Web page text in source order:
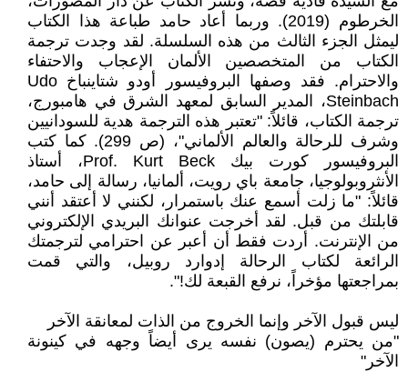
الخرطوم (2019). وربما أعاد حامد طباعة هذا الكتاب
ليمثل الجزء الثالث من هذه السلسلة. لقد وجدت ترجمة
الكتاب من المتخصصين الألمان الإعجاب والاحتفاء
والاحترام. فقد وصفها البروفيسور أودو شتاينباخ Udo
Steinbach، المدير السابق لمعهد الشرق في هامبورج،
ترجمة الكتاب، قائلاً: "تعتبر هذه الترجمة هدية للسودانيين
وشرف للرحالة والعالم الألماني"، (ص 299). كما كتب
البروفيسور كورت بيك Prof. Kurt Beck، أستاذ
الأنثروبولوجيا، جامعة باي رويت، ألمانيا، رسالة إلى حامد،
قائلاً: "ما زلت أسمع عنك باستمرار، لكنني لا أعتقد أنني
قابلتك من قبل. لقد أخرجت عنوانك البريدي الإلكتروني
من الإنترنت. أردت فقط أن أعبر عن احترامي لترجمتك
الرائعة لكتاب الرحالة إدوارد روبيل، والتي قمت
بمراجعتها مؤخراً، نرفع القبعة لك!".
ليس قبول الآخر وإنما الخروج من الذات لمعانقة الآخر
"من يحترم (يصون) نفسه يرى أيضاً وجهه في كينونة
الآخر"